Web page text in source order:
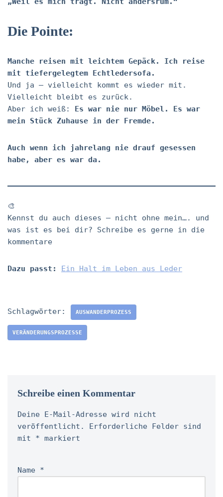
Die Pointe:
Manche reisen mit leichtem Gepäck. Ich reise
mit tiefergelegtem Echtledersofa.
Und ja – vielleicht kommt es wieder mit.
Vielleicht bleibt es zurück.
Aber ich weiß: Es war nie nur Möbel. Es war
mein Stück Zuhause in der Fremde.
Auch wenn ich jahrelang nie drauf gesessen
habe, aber es war da.
🎨
Kennst du auch dieses – nicht ohne mein…. und
was ist es bei dir? Schreibe es gerne in die
kommentare
Dazu passt: Ein Halt im Leben aus Leder
Schlagwörter: AUSWANDERPROZESS
VERÄNDERUNGSPROZESSE
Schreibe einen Kommentar
Deine E-Mail-Adresse wird nicht
veröffentlicht.
Erforderliche Felder sind
mit * markiert
Name *